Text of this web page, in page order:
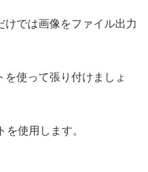
けでは画像をファイル出力
使って張り付けましょ
使用します。